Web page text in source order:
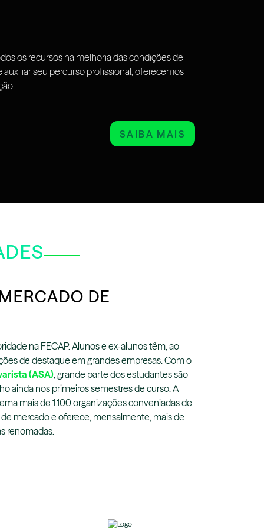
os recursos na melhoria das condições de
seu percurso profissional, oferecemos
SAIBA MAIS
DE
na FECAP. Alunos e ex-alunos têm, ao
de destaque em grandes empresas. Com o
(ASA), grande parte dos estudantes são
ainda nos primeiros semestres de curso. A
mais de 1.100 organizações conveniadas de
mercado e oferece, mensalmente, mais de
renomadas.